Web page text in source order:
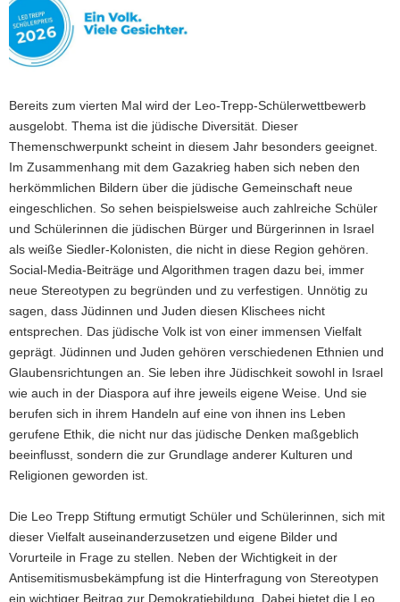
a
v
i
a
t
i
o
n
Bereits zum vierten Mal wird der Leo-Trepp-Schülerwettbewerb
ausgelobt. Thema ist die jüdische Diversität. Dieser
Themenschwerpunkt scheint in diesem Jahr besonders geeignet.
Im Zusammenhang mit dem Gazakrieg haben sich neben den
herkömmlichen Bildern über die jüdische Gemeinschaft neue
eingeschlichen. So sehen beispielsweise auch zahlreiche Schüler
und Schülerinnen die jüdischen Bürger und Bürgerinnen in Israel
als weiße Siedler-Kolonisten, die nicht in diese Region gehören.
Social-Media-Beiträge und Algorithmen tragen dazu bei, immer
neue Stereotypen zu begründen und zu verfestigen. Unnötig zu
sagen, dass Jüdinnen und Juden diesen Klischees nicht
entsprechen. Das jüdische Volk ist von einer immensen Vielfalt
geprägt. Jüdinnen und Juden gehören verschiedenen Ethnien und
Glaubensrichtungen an. Sie leben ihre Jüdischkeit sowohl in Israel
wie auch in der Diaspora auf ihre jeweils eigene Weise. Und sie
berufen sich in ihrem Handeln auf eine von ihnen ins Leben
gerufene Ethik, die nicht nur das jüdische Denken maßgeblich
beeinflusst, sondern die zur Grundlage anderer Kulturen und
Religionen geworden ist.
Die Leo Trepp Stiftung ermutigt Schüler und Schülerinnen, sich mit
dieser Vielfalt auseinanderzusetzen und eigene Bilder und
Vorurteile in Frage zu stellen. Neben der Wichtigkeit in der
Antisemitismusbekämpfung ist die Hinterfragung von Stereotypen
ein wichtiger Beitrag zur Demokratiebildung. Dabei bietet die Leo